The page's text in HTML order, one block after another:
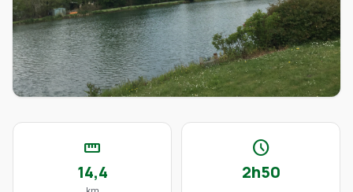
straighten
14,4
schedule
2h50